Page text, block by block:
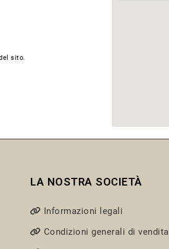
sito.
LA NOSTRA SOCIETÀ
Informazioni legali
Condizioni generali di vendita